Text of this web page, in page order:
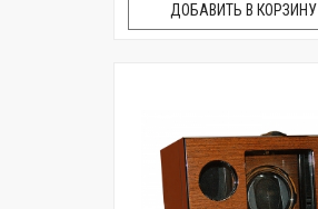
ДОБАВИТЬ В КОРЗИНУ